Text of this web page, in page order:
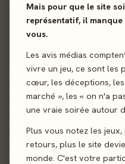
Mais pour que le site
représentatif, il
vous.
Les avis médias
vivre un jeu, ce sont les
cœur, les déceptions,
marché », les « on n'a
une vraie soirée autour
Plus vous notez les
retours, plus le site
monde. C'est votre
qu'elle accomplisse son
jetons pour planifier
les actions selon leur
itinéraires sur son
ville en ville pour déposer
avec ses fausses identités
son côté, Jessah
radars, érige des
Amélioration du FBI pour
vous échapper avec votre